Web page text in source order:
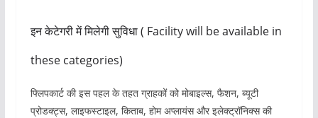
इन केटेगरी में मिलेगी सुविधा ( Facility will be available in
these categories)
फ्लिपकार्ट की इस पहल के तहत ग्राहकों को मोबाइल्स, फैशन, ब्यूटी
प्रोडक्ट्स, लाइफस्टाइल, किताब, होम अप्लायंस और इलेक्ट्रॉनिक्स की